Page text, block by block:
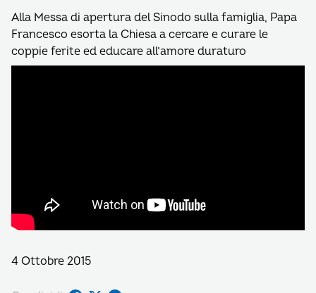
Alla Messa di apertura del Sinodo sulla famiglia, Papa
Francesco esorta la Chiesa a cercare e curare le
coppie ferite ed educare all’amore duraturo
4 Ottobre 2015